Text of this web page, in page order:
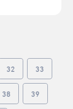
32 33
38 39